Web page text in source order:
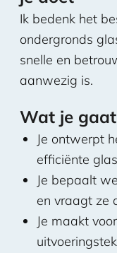
Ik bedenk het
ondergronds
snelle en
aanwezig is.
Wat je
Je ontwerpt
efficiënte
Je bepaalt
en vraagt ze
Je maakt